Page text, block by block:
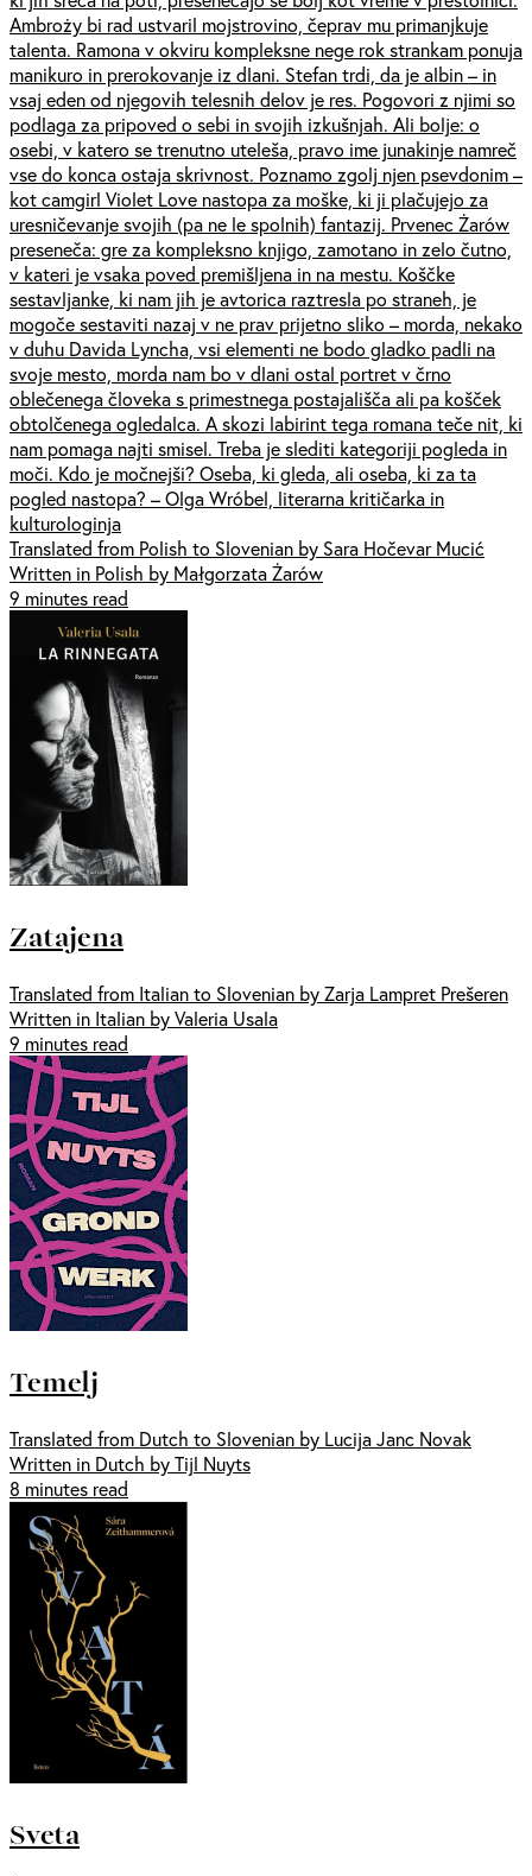
Ambroży bi rad ustvaril mojstrovino, čeprav mu primanjkuje
talenta. Ramona v okviru kompleksne nege rok strankam ponuja
manikuro in prerokovanje iz dlani. Stefan trdi, da je albin – in
vsaj eden od njegovih telesnih delov je res. Pogovori z njimi so
podlaga za pripoved o sebi in svojih izkušnjah. Ali bolje: o
osebi, v katero se trenutno uteleša, pravo ime junakinje namreč
vse do konca ostaja skrivnost. Poznamo zgolj njen psevdonim –
kot camgirl Violet Love nastopa za moške, ki ji plačujejo za
uresničevanje svojih (pa ne le spolnih) fantazij. Prvenec Żarów
preseneča: gre za kompleksno knjigo, zamotano in zelo čutno,
v kateri je vsaka poved premišljena in na mestu. Koščke
sestavljanke, ki nam jih je avtorica raztresla po straneh, je
mogoče sestaviti nazaj v ne prav prijetno sliko – morda, nekako
v duhu Davida Lyncha, vsi elementi ne bodo gladko padli na
svoje mesto, morda nam bo v dlani ostal portret v črno
oblečenega človeka s primestnega postajališča ali pa košček
obtolčenega ogledalca. A skozi labirint tega romana teče nit, ki
nam pomaga najti smisel. Treba je slediti kategoriji pogleda in
moči. Kdo je močnejši? Oseba, ki gleda, ali oseba, ki za ta
pogled nastopa? – Olga Wróbel, literarna kritičarka in
kulturologinja
Translated from Polish to Slovenian by Sara Hočevar Mucić
Written in Polish by Małgorzata Żarów
9 minutes read
Zatajena
Translated from Italian to Slovenian by Zarja Lampret Prešeren
Written in Italian by Valeria Usala
9 minutes read
Temelj
Translated from Dutch to Slovenian by Lucija Janc Novak
Written in Dutch by Tijl Nuyts
8 minutes read
Sveta